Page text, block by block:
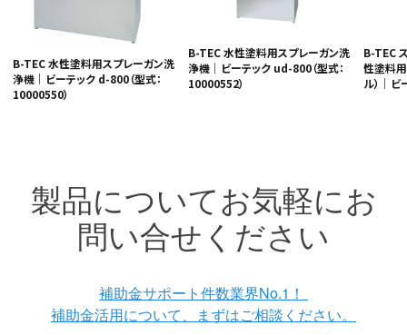
B-TEC 水性塗料用スプレーガン洗
浄機｜ビーテック d-800（型式：
10000550）
B-TEC 水性塗料用スプレーガン洗
浄機｜ビーテック ud-800（型式：
10000552）
B-TEC
性塗料
ル）｜